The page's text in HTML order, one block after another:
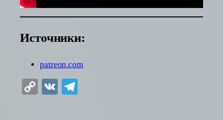
Источники:
patreon.com
Copy
VK